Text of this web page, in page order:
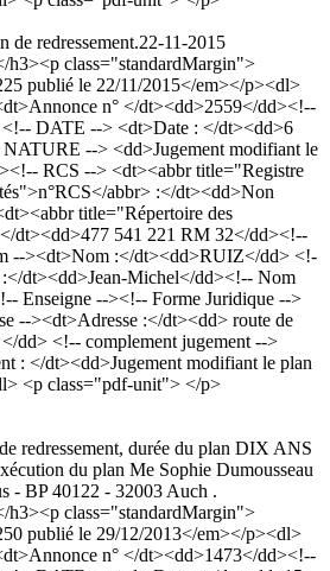
de redressement.22-11-2015
h3><p class="standardMargin">
publié le 22/11/2015</em></p><dl>
n° </dt><dd>2559</dd><!--
DATE --> <dt>Date : </dt><dd>6
--> <dd>Jugement modifiant le
RCS --> <dt><abbr title="Registre
abbr> :</dt><dd>Non
title="Répertoire des
dt><dd>477 541 221 RM 32</dd><!--
--><dt>Nom :</dt><dd>RUIZ</dd> <!-
dt><dd>Jean-Michel</dd><!-- Nom
Enseigne --><!-- Forme Juridique -->
--><dt>Adresse :</dt><dd> route de
dd> <!-- complement jugement -->
: </dt><dd>Jugement modifiant le plan
<p class="pdf-unit"> </p>
redressement, durée du plan DIX ANS
du plan Me Sophie Dumousseau
- BP 40122 - 32003 Auch .
h3><p class="standardMargin">
publié le 29/12/2013</em></p><dl>
n° </dt><dd>1473</dd><!--